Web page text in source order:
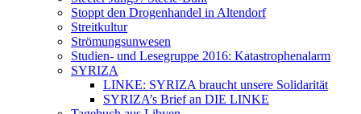
Stoppt den Drogenhandel in Altendorf
Streitkultur
Strömungsunwesen
Studien- und Lesegruppe 2016: Katastrophenalarm
SYRIZA
LINKE: SYRIZA braucht unsere Solidarität
SYRIZA’s Brief an DIE LINKE